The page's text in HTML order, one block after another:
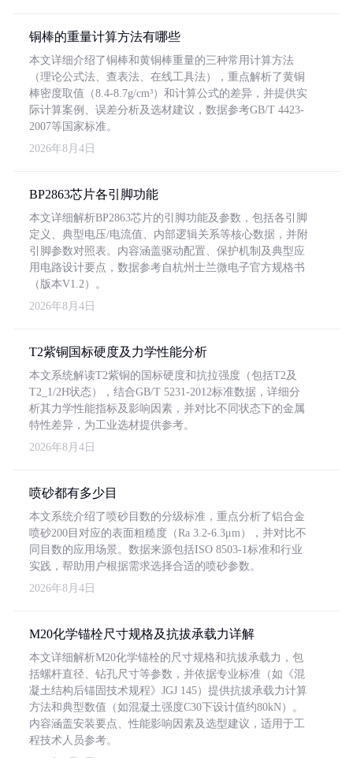
铜棒的重量计算方法有哪些
本文详细介绍了铜棒和黄铜棒重量的三种常用计算方法
（理论公式法、查表法、在线工具法），重点解析了黄铜
棒密度取值（8.4-8.7g/cm³）和计算公式的差异，并提供实
际计算案例、误差分析及选材建议，数据参考GB/T 4423-
2007等国家标准。
2026年8月4日
BP2863芯片各引脚功能
本文详细解析BP2863芯片的引脚功能及参数，包括各引脚
定义、典型电压/电流值、内部逻辑关系等核心数据，并附
引脚参数对照表。内容涵盖驱动配置、保护机制及典型应
用电路设计要点，数据参考自杭州士兰微电子官方规格书
（版本V1.2）。
2026年8月4日
T2紫铜国标硬度及力学性能分析
本文系统解读T2紫铜的国标硬度和抗拉强度（包括T2及
T2_1/2H状态），结合GB/T 5231-2012标准数据，详细分
析其力学性能指标及影响因素，并对比不同状态下的金属
特性差异，为工业选材提供参考。
2026年8月4日
喷砂都有多少目
本文系统介绍了喷砂目数的分级标准，重点分析了铝合金
喷砂200目对应的表面粗糙度（Ra 3.2-6.3μm），并对比不
同目数的应用场景。数据来源包括ISO 8503-1标准和行业
实践，帮助用户根据需求选择合适的喷砂参数。
2026年8月4日
M20化学锚栓尺寸规格及抗拔承载力详解
本文详细解析M20化学锚栓的尺寸规格和抗拔承载力，包
括螺杆直径、钻孔尺寸等参数，并依据专业标准（如《混
凝土结构后锚固技术规程》JGJ 145）提供抗拔承载力计算
方法和典型数值（如混凝土强度C30下设计值约80kN）。
内容涵盖安装要点、性能影响因素及选型建议，适用于工
程技术人员参考。